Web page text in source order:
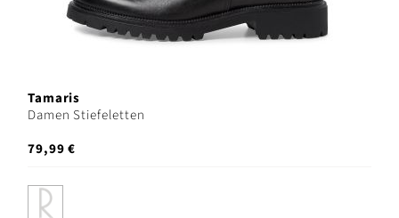
Tamaris
Damen Stiefeletten
79,99 €